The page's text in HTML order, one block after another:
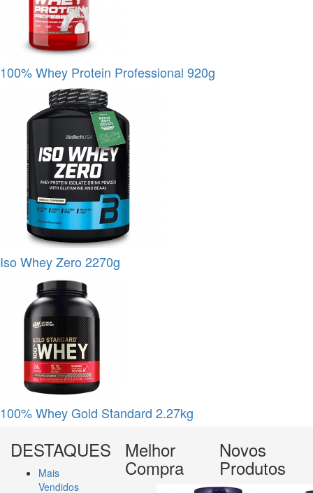
100% Whey Protein Professional 920g
Iso Whey Zero 2270g
100% Whey Gold Standard 2.27kg
DESTAQUES
Mais
Vendidos
Melhor
Compra
Novos
Produtos